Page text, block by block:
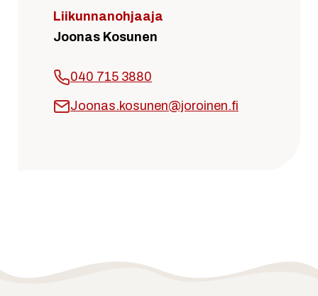
Liikunnanohjaaja
Joonas Kosunen
040 715 3880
Joonas.kosunen@joroinen.fi